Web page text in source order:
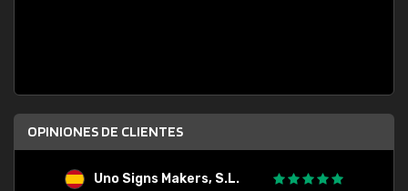
OPINIONES DE CLIENTES
Uno Signs Makers, S.L.